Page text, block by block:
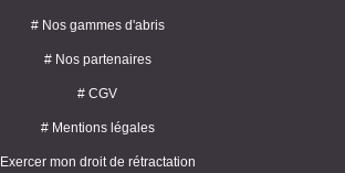
# Nos gammes d'abris
# Nos partenaires
# CGV
# Mentions légales
Exercer mon droit de rétractation